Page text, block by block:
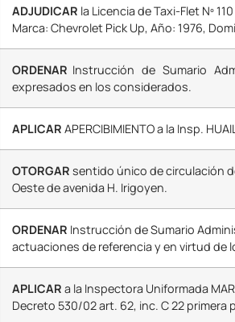
ADJUDICAR la Licencia de Taxi-Flet Nº
Marca: Chevrolet Pick Up, Año: 1976,
ORDENAR Instrucción de Sumario
expresados en los considerados.
APLICAR APERCIBIMIENTO a la Insp.
OTORGAR sentido único de circulación
Oeste de avenida H. Irigoyen.
ORDENAR Instrucción de Sumario
actuaciones de referencia y en virtud
APLICAR a la Inspectora Uniformada
Decreto 530/02 art. 62, inc. C 22 primera